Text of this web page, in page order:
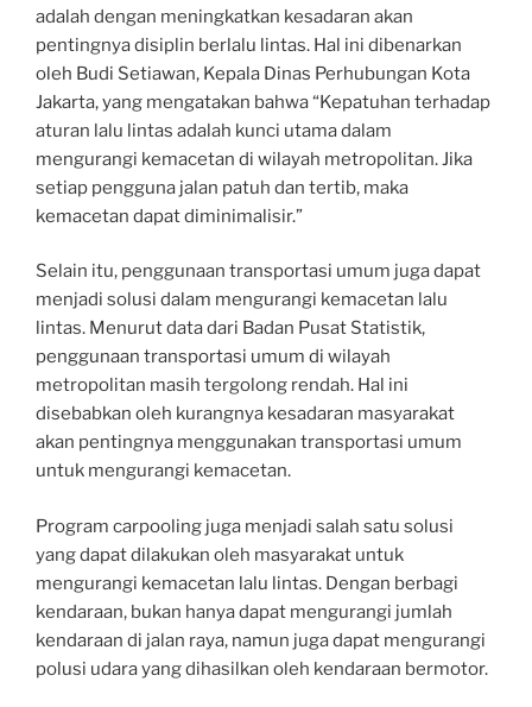
adalah dengan meningkatkan kesadaran akan
pentingnya disiplin berlalu lintas. Hal ini dibenarkan
oleh Budi Setiawan, Kepala Dinas Perhubungan Kota
Jakarta, yang mengatakan bahwa “Kepatuhan terhadap
aturan lalu lintas adalah kunci utama dalam
mengurangi kemacetan di wilayah metropolitan. Jika
setiap pengguna jalan patuh dan tertib, maka
kemacetan dapat diminimalisir.”
Selain itu, penggunaan transportasi umum juga dapat
menjadi solusi dalam mengurangi kemacetan lalu
lintas. Menurut data dari Badan Pusat Statistik,
penggunaan transportasi umum di wilayah
metropolitan masih tergolong rendah. Hal ini
disebabkan oleh kurangnya kesadaran masyarakat
akan pentingnya menggunakan transportasi umum
untuk mengurangi kemacetan.
Program carpooling juga menjadi salah satu solusi
yang dapat dilakukan oleh masyarakat untuk
mengurangi kemacetan lalu lintas. Dengan berbagi
kendaraan, bukan hanya dapat mengurangi jumlah
kendaraan di jalan raya, namun juga dapat mengurangi
polusi udara yang dihasilkan oleh kendaraan bermotor.